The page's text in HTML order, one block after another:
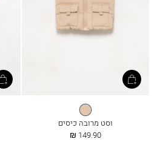
לאטה
וסט מרובה כיסים
החל
149.90 ₪